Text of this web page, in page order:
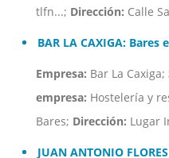
tlfn...; Dirección: Calle
BAR LA CAXIGA: Bares
Empresa: Bar La Caxiga;
empresa: Hostelería y
Bares; Dirección: Lugar
JUAN ANTONIO